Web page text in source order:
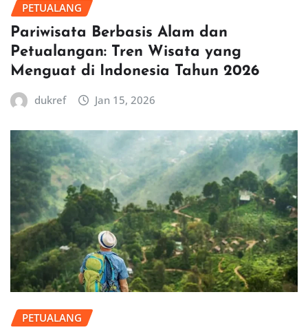
PETUALANG
Pariwisata Berbasis Alam dan
Petualangan: Tren Wisata yang
Menguat di Indonesia Tahun 2026
dukref Jan 15, 2026
PETUALANG